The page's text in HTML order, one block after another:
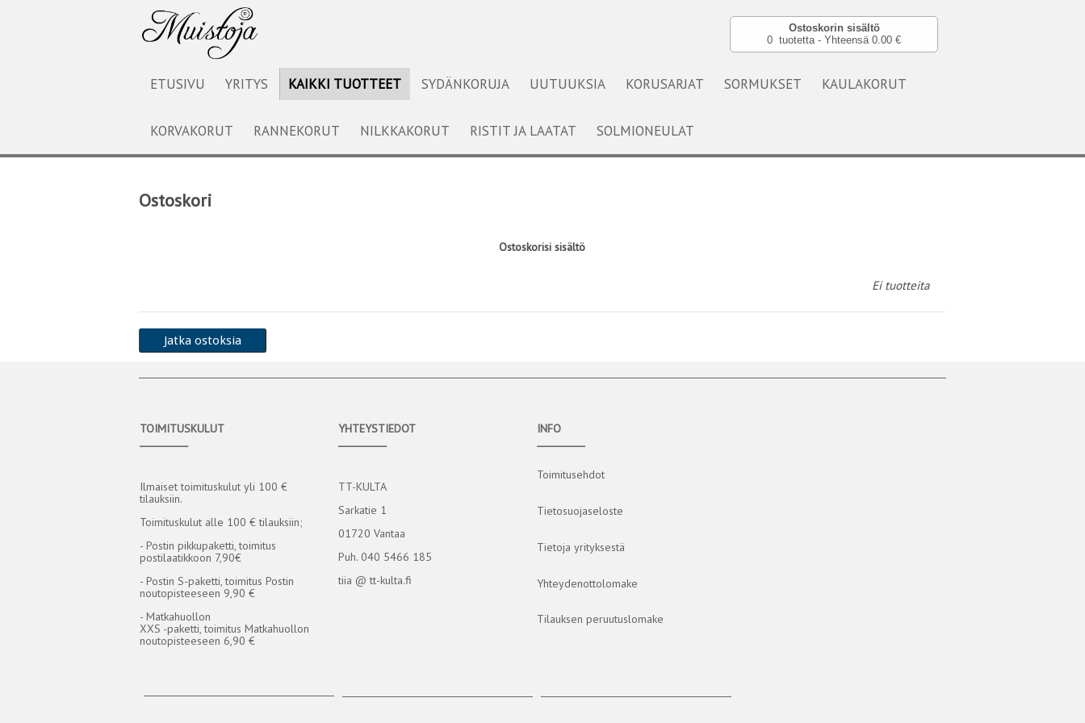
Ostoskorin sisältö
0 tuotetta - Yhteensä 0.00 €
ETUSIVU YRITYS KAIKKI TUOTTEET SYDÄNKORUJA UUTUUKSIA KORUSARJAT SORMUKSET KAULAKORUT
KORVAKORUT RANNEKORUT NILKKAKORUT RISTIT JA LAATAT SOLMIONEULAT
Ostoskori
Ostoskorisi sisältö
Ei tuotteita
TOIMITUSKULUT
Ilmaiset toimituskulut yli 100 €
tilauksiin.
Toimituskulut alle 100 € tilauksiin;
- Postin pikkupaketti, toimitus
postilaatikkoon 7,90€
- Postin S-paketti, toimitus Postin
noutopisteeseen 9,90 €
- Matkahuollon
XXS -paketti, toimitus Matkahuollon
noutopisteeseen 6,90 €
YHTEYSTIEDOT
TT-KULTA
Sarkatie 1
01720 Vantaa
Puh. 040 5466 185
tiia @ tt-kulta.fi
INFO
Toimitusehdot
Tietosuojaseloste
Tietoja yrityksestä
Yhteydenottolomake
Tilauksen peruutuslomake